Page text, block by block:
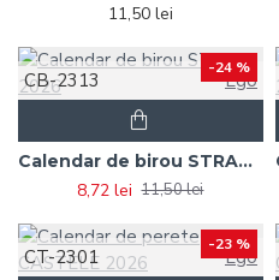
11,50 lei
-24 %
CB-2313 Ego
Calendar de birou STRAZI 2026
8,72 lei 11,50 lei
-23 %
CT-2301 Ego